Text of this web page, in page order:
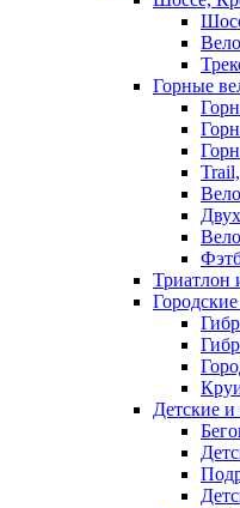
Горные
Триатлон
Детские